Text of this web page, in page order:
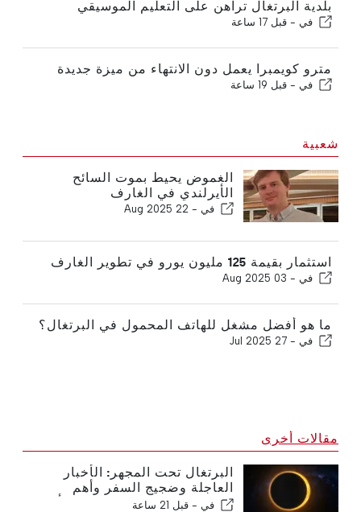
بلدية البرتغال تراهن على التعليم الموسيقي
في - قبل 17 ساعة
مترو كويمبرا يعمل دون الانتهاء من ميزة جديدة
في - قبل 19 ساعة
شعبية
الغموض يحيط بموت السائح
الأيرلندي في الغارف
في - 22 Aug 2025
استثمار بقيمة 125 مليون يورو في تطوير الغارف
في - 03 Aug 2025
ما هو أفضل مشغل للهاتف المحمول في البرتغال؟
في - 27 Jul 2025
مقالات أخرى
البرتغال تحت المجهر: الأخبار
العاجلة وضجيج السفر وأهم
القصص التي تتصدر عناوين الأخبار
في - قبل 21 ساعة